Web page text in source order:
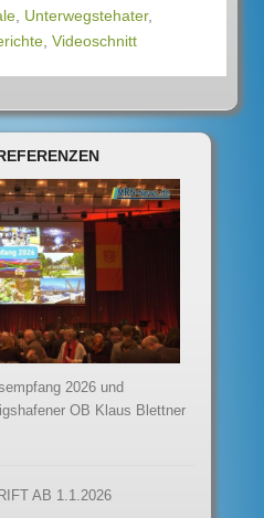
Unterwegstehater,
Videoschnitt
2026 und
OB Klaus Blettner
AB 1.1.2026